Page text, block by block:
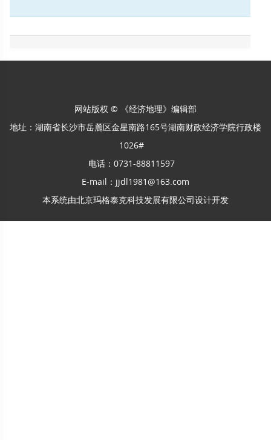
网站版权 © 《经济地理》编辑部
地址：湖南省长沙市岳麓区金星南路165号湖南财政经济学院行政楼
1026#
电话：0731-88811597
E-mail：jjdl1981@163.com
本系统由北京玛格泰克科技发展有限公司设计开发